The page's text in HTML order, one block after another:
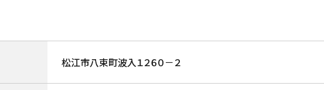
松江市八束町波入１２６０－２